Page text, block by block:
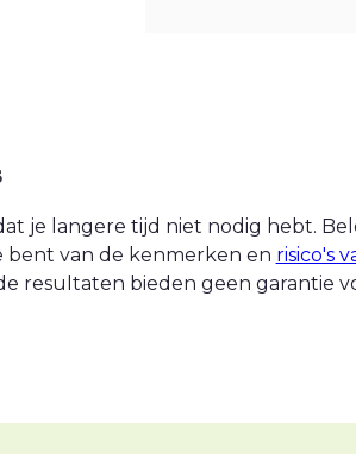
je langere tijd niet nodig hebt.
bent van de kenmerken en risico's
resultaten bieden geen garantie